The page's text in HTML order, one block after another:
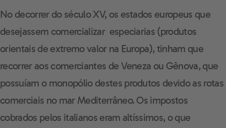
No decorrer do século XV, os estados europeus que
desejassem comercializar especiarias (produtos
orientais de extremo valor na Europa), tinham que
recorrer aos comerciantes de Veneza ou Gênova, que
possuíam o monopólio destes produtos devido as rotas
comerciais no mar Mediterrâneo. Os impostos
cobrados pelos italianos eram altíssimos, o que